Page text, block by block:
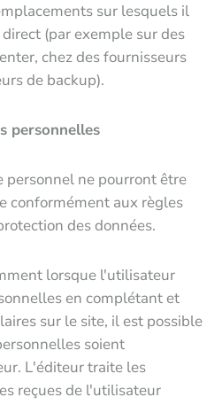
sur lesquels il
(par exemple sur des
chez des fournisseurs
de backup).
personnelles
personnel ne pourront être
conformément aux règles
des données.
lorsque l'utilisateur
en complétant et
sur le site, il est possible
soient
L'éditeur traite les
reçues de l'utilisateur